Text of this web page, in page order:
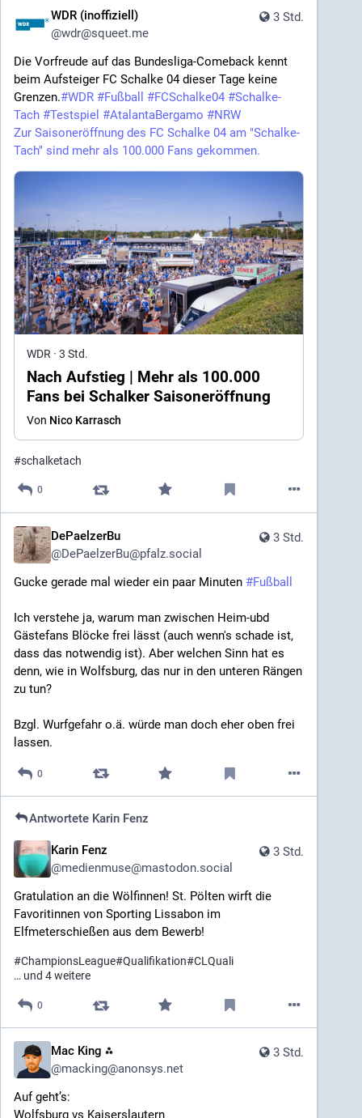
3 Std.
WDR (inoffiziell)
@wdr@squeet.me
Die Vorfreude auf das Bundesliga-Comeback kennt
beim Aufsteiger FC Schalke 04 dieser Tage keine
Grenzen.#WDR #Fußball #FCSchalke04 #Schalke-
Tach #Testspiel #AtalantaBergamo #NRW
Zur Saisoneröffnung des FC Schalke 04 am "Schalke-
Tach" sind mehr als 100.000 Fans gekommen.
WDR · 3 Std.
Nach Aufstieg | Mehr als 100.000
Fans bei Schalker Saisoneröffnung
Von Nico Karrasch
#schalketach
0
3 Std.
DePaelzerBu
@DePaelzerBu@pfalz.social
Gucke gerade mal wieder ein paar Minuten #Fußball
Ich verstehe ja, warum man zwischen Heim-ubd
Gästefans Blöcke frei lässt (auch wenn's schade ist,
dass das notwendig ist). Aber welchen Sinn hat es
denn, wie in Wolfsburg, das nur in den unteren Rängen
zu tun?
Bzgl. Wurfgefahr o.ä. würde man doch eher oben frei
lassen.
0
Antwortete Karin Fenz
3 Std.
Karin Fenz
@medienmuse@mastodon.social
Gratulation an die Wölfinnen! St. Pölten wirft die
Favoritinnen von Sporting Lissabon im
Elfmeterschießen aus dem Bewerb!
#ChampionsLeague#Qualifikation#CLQuali
… und 4 weitere
0
3 Std.
Mac King ⁂
@macking@anonsys.net
Auf geht’s:
Wolfsburg vs Kaiserslautern